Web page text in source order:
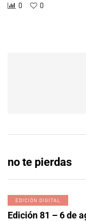
0 0
no te pierdas
EDICIÓN DIGITAL
Edición 81 – 6 de